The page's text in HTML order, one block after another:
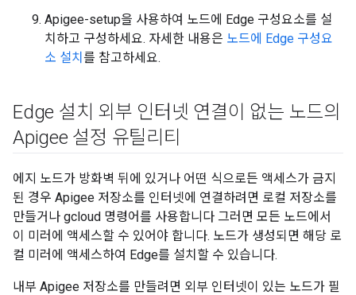
Apigee-setup을 사용하여 노드에 Edge 구성요소를 설
치하고 구성하세요. 자세한 내용은 노드에 Edge 구성요
소 설치 를 참고하세요.
Edge 설치 외부 인터넷 연결이 없는 노드의
Apigee 설정 유틸리티
에지 노드가 방화벽 뒤에 있거나 어떤 식으로든 액세스가 금지
된 경우 Apigee 저장소를 인터넷에 연결하려면 로컬 저장소를
만들거나 gcloud 명령어를 사용합니다 그러면 모든 노드에서
이 미러에 액세스할 수 있어야 합니다. 노드가 생성되면 해당 로
컬 미러에 액세스하여 Edge를 설치할 수 있습니다.
내부 Apigee 저장소를 만들려면 외부 인터넷이 있는 노드가 필